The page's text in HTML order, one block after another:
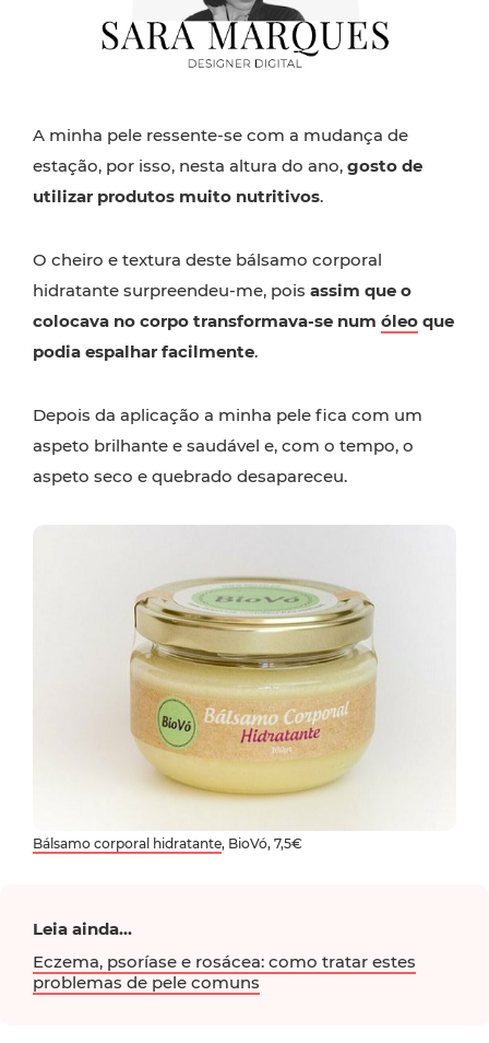
A minha pele ressente-se com a mudança de
estação, por isso, nesta altura do ano, gosto de
utilizar produtos muito nutritivos.
O cheiro e textura deste bálsamo corporal
hidratante surpreendeu-me, pois assim que o
colocava no corpo transformava-se num óleo que
podia espalhar facilmente.
Depois da aplicação a minha pele fica com um
aspeto brilhante e saudável e, com o tempo, o
aspeto seco e quebrado desapareceu.
Bálsamo corporal hidratante, BioVó, 7,5€
Leia ainda...
Eczema, psoríase e rosácea: como tratar estes
problemas de pele comuns